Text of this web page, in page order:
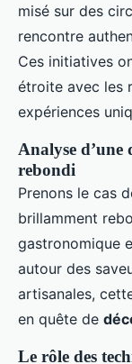
misé sur des
rencontre
Ces initiatives
étroite avec les
expériences
Analyse
rebondi
Prenons le cas
brillamment
gastronomique
autour des
artisanales,
en quête de
Le rôle des